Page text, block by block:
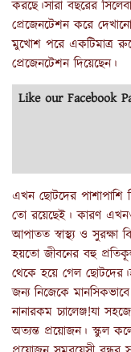
করছে।সারা বছরের
প্রেজেনটেশন করে
মুখোশ পরে একটিমাত্র
প্রেজেনটেশন দিয়েছেন।
Like our Facebook
এখন ছোটদের পাশাপাশি
তো রয়েছেই। কারণ
আপাতত স্বাস্থ্য ও সুরক্ষা
হয়তো জীবনের বহু
থেকে হয়ে গেল
জন্য নিজেকে
নানারকম চ্যালেঞ্জ!যা
অত্যন্ত প্রয়োজন। স্কুল